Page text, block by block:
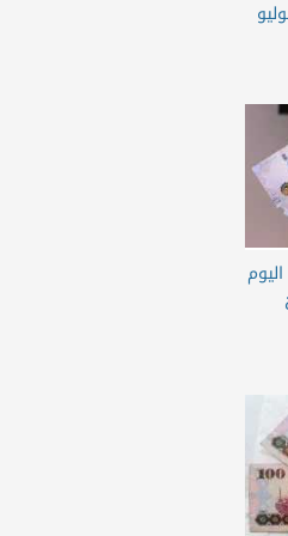
الخميس 9 يوليو